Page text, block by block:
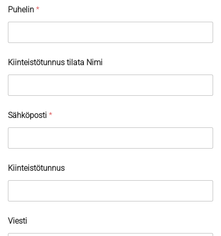
Puhelin *
Kiinteistötunnus tilata Nimi
Sähköposti *
Kiinteistötunnus
Viesti